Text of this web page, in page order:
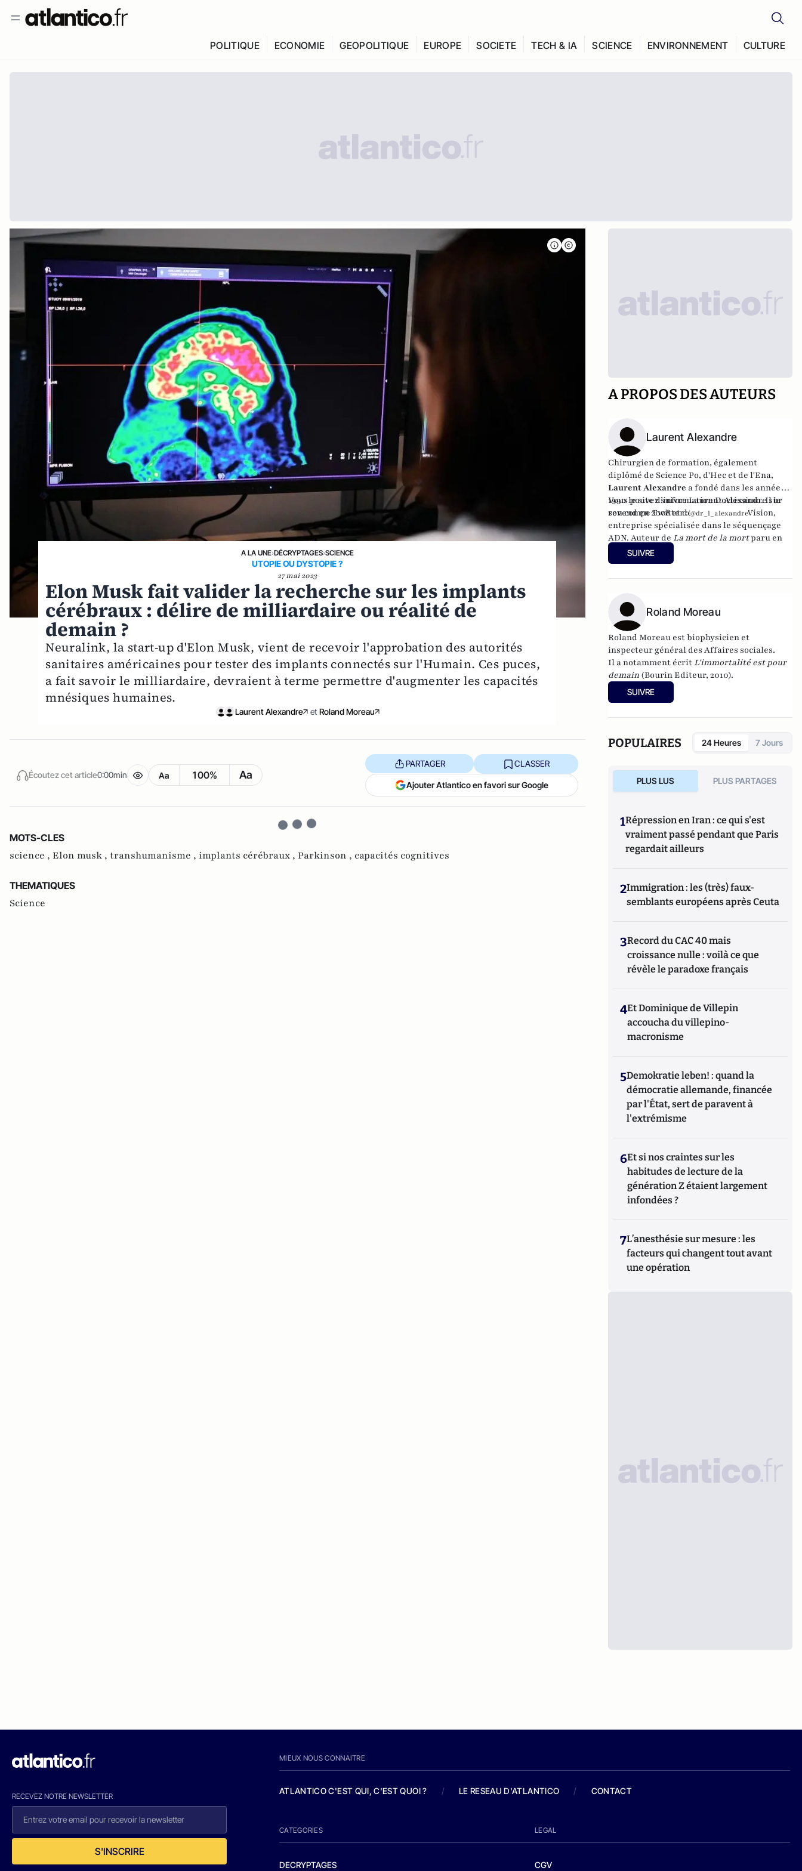
POLITIQUE ECONOMIE GEOPOLITIQUE EUROPE SOCIETE TECH & IA SCIENCE ENVIRONNEMENT CULTURE
A LA UNE›DÉCRYPTAGES›SCIENCE
UTOPIE OU DYSTOPIE ?
27 mai 2023
Elon Musk fait valider la recherche sur les implants
cérébraux : délire de milliardaire ou réalité de
demain ?
Neuralink, la start-up d'Elon Musk, vient de recevoir l'approbation des autorités
sanitaires américaines pour tester des implants connectés sur l'Humain. Ces puces,
a fait savoir le milliardaire, devraient à terme permettre d'augmenter les capacités
mnésiques humaines.
Laurent Alexandre et Roland Moreau
Écoutez cet article0:00min Aa 100% Aa
PARTAGER CLASSER
Ajouter Atlantico en favori sur Google
MOTS-CLES
science , Elon musk , transhumanisme , implants cérébraux , Parkinson , capacités cognitives
THEMATIQUES
Science
A PROPOS DES AUTEURS
Laurent Alexandre
Chirurgien de formation, également
diplômé de Science Po, d'Hec et de l'Ena,
Laurent Alexandre a fondé dans les années
1990 le site d’informationDoctissimo. Il le
revend en 2008 et développeDNA Vision,
entreprise spécialisée dans le séquençage
ADN. Auteur de La mort de la mortparu en
2011, Laurent Alexandre est un expert des
bouleversements que va connaître
l'humanité grâce aux progrès de la
Vous pouvez suivre Laurent Alexandre sur
son compe Twitter :@dr_l_alexandre
SUIVRE
Roland Moreau
Roland Moreau est biophysicien et
inspecteur général des Affaires sociales.
Il a notamment écrit L'immortalité est pour
demain (Bourin Editeur, 2010).
SUIVRE
POPULAIRES 24 Heures 7 Jours
PLUS LUS PLUS PARTAGES
1Répression en Iran : ce qui s'est
vraiment passé pendant que Paris
regardait ailleurs
2Immigration : les (très) faux-
semblants européens après Ceuta
3Record du CAC 40 mais
croissance nulle : voilà ce que
révèle le paradoxe français
4Et Dominique de Villepin
accoucha du villepino-
macronisme
5Demokratie leben! : quand la
démocratie allemande, financée
par l'État, sert de paravent à
l'extrémisme
6Et si nos craintes sur les
habitudes de lecture de la
génération Z étaient largement
infondées ?
7L’anesthésie sur mesure : les
facteurs qui changent tout avant
une opération
RECEVEZ NOTRE NEWSLETTER
S'INSCRIRE
MIEUX NOUS CONNAITRE
ATLANTICO C'EST QUI, C'EST QUOI ? / LE RESEAU D'ATLANTICO / CONTACT
CATEGORIES
DECRYPTAGES
LEGAL
CGV